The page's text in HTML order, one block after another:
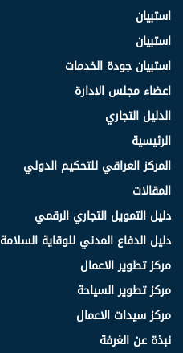
استبيان
استبيان
استبيان جودة الخدمات
اعضاء مجلس الادارة
الدليل التجاري
الرئيسية
المركز العراقي للتحكيم الدولي
المقالات
دليل التمويل التجاري الرقمي
دليل الدفاع المدني للوقاية السلامة
مركز تطوير الاعمال
مركز تطوير السياحة
مركز سيدات الاعمال
نبذة عن الغرفة